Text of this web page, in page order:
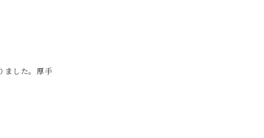
ました。厚手